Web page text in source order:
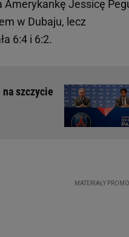
Amerykankę Jessicę
w Dubaju, lecz
6:4 i 6:2.
szczycie